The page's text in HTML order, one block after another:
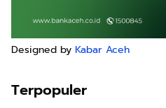
Designed by Kabar Aceh
Terpopuler